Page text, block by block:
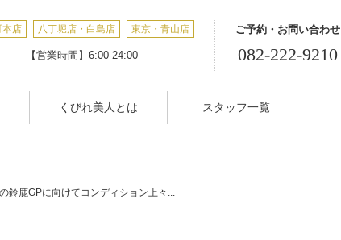
本店 八丁堀店・白島店 東京・青山店
【営業時間】6:00-24:00
ご予約・お問い合わせ
082-222-9210
くびれ美人とは スタッフ一覧
鈴鹿GPに向けてコンディション上々...